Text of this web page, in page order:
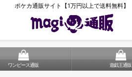
ポケカ通販サイト【1万円以上で送料無料】
ワンピース通販 遊戯王通販